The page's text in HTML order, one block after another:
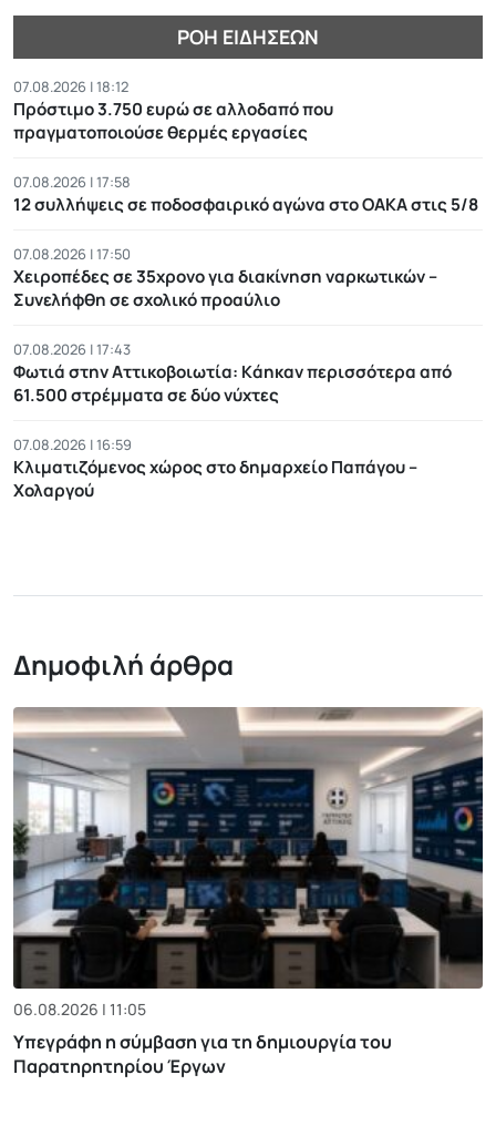
ΡΟΉ ΕΙΔΉΣΕΩΝ
07.08.2026 | 18:12
Πρόστιμο 3.750 ευρώ σε αλλοδαπό που
πραγματοποιούσε θερμές εργασίες
07.08.2026 | 17:58
12 συλλήψεις σε ποδοσφαιρικό αγώνα στο ΟΑΚΑ στις 5/8
07.08.2026 | 17:50
Χειροπέδες σε 35χρονο για διακίνηση ναρκωτικών –
Συνελήφθη σε σχολικό προαύλιο
07.08.2026 | 17:43
Φωτιά στην Αττικοβοιωτία: Kάηκαν περισσότερα από
61.500 στρέμματα σε δύο νύχτες
07.08.2026 | 16:59
Κλιματιζόμενος χώρος στο δημαρχείο Παπάγου –
Χολαργού
Δημοφιλή άρθρα
06.08.2026 | 11:05
Υπεγράφη η σύμβαση για τη δημιουργία του
Παρατηρητηρίου Έργων